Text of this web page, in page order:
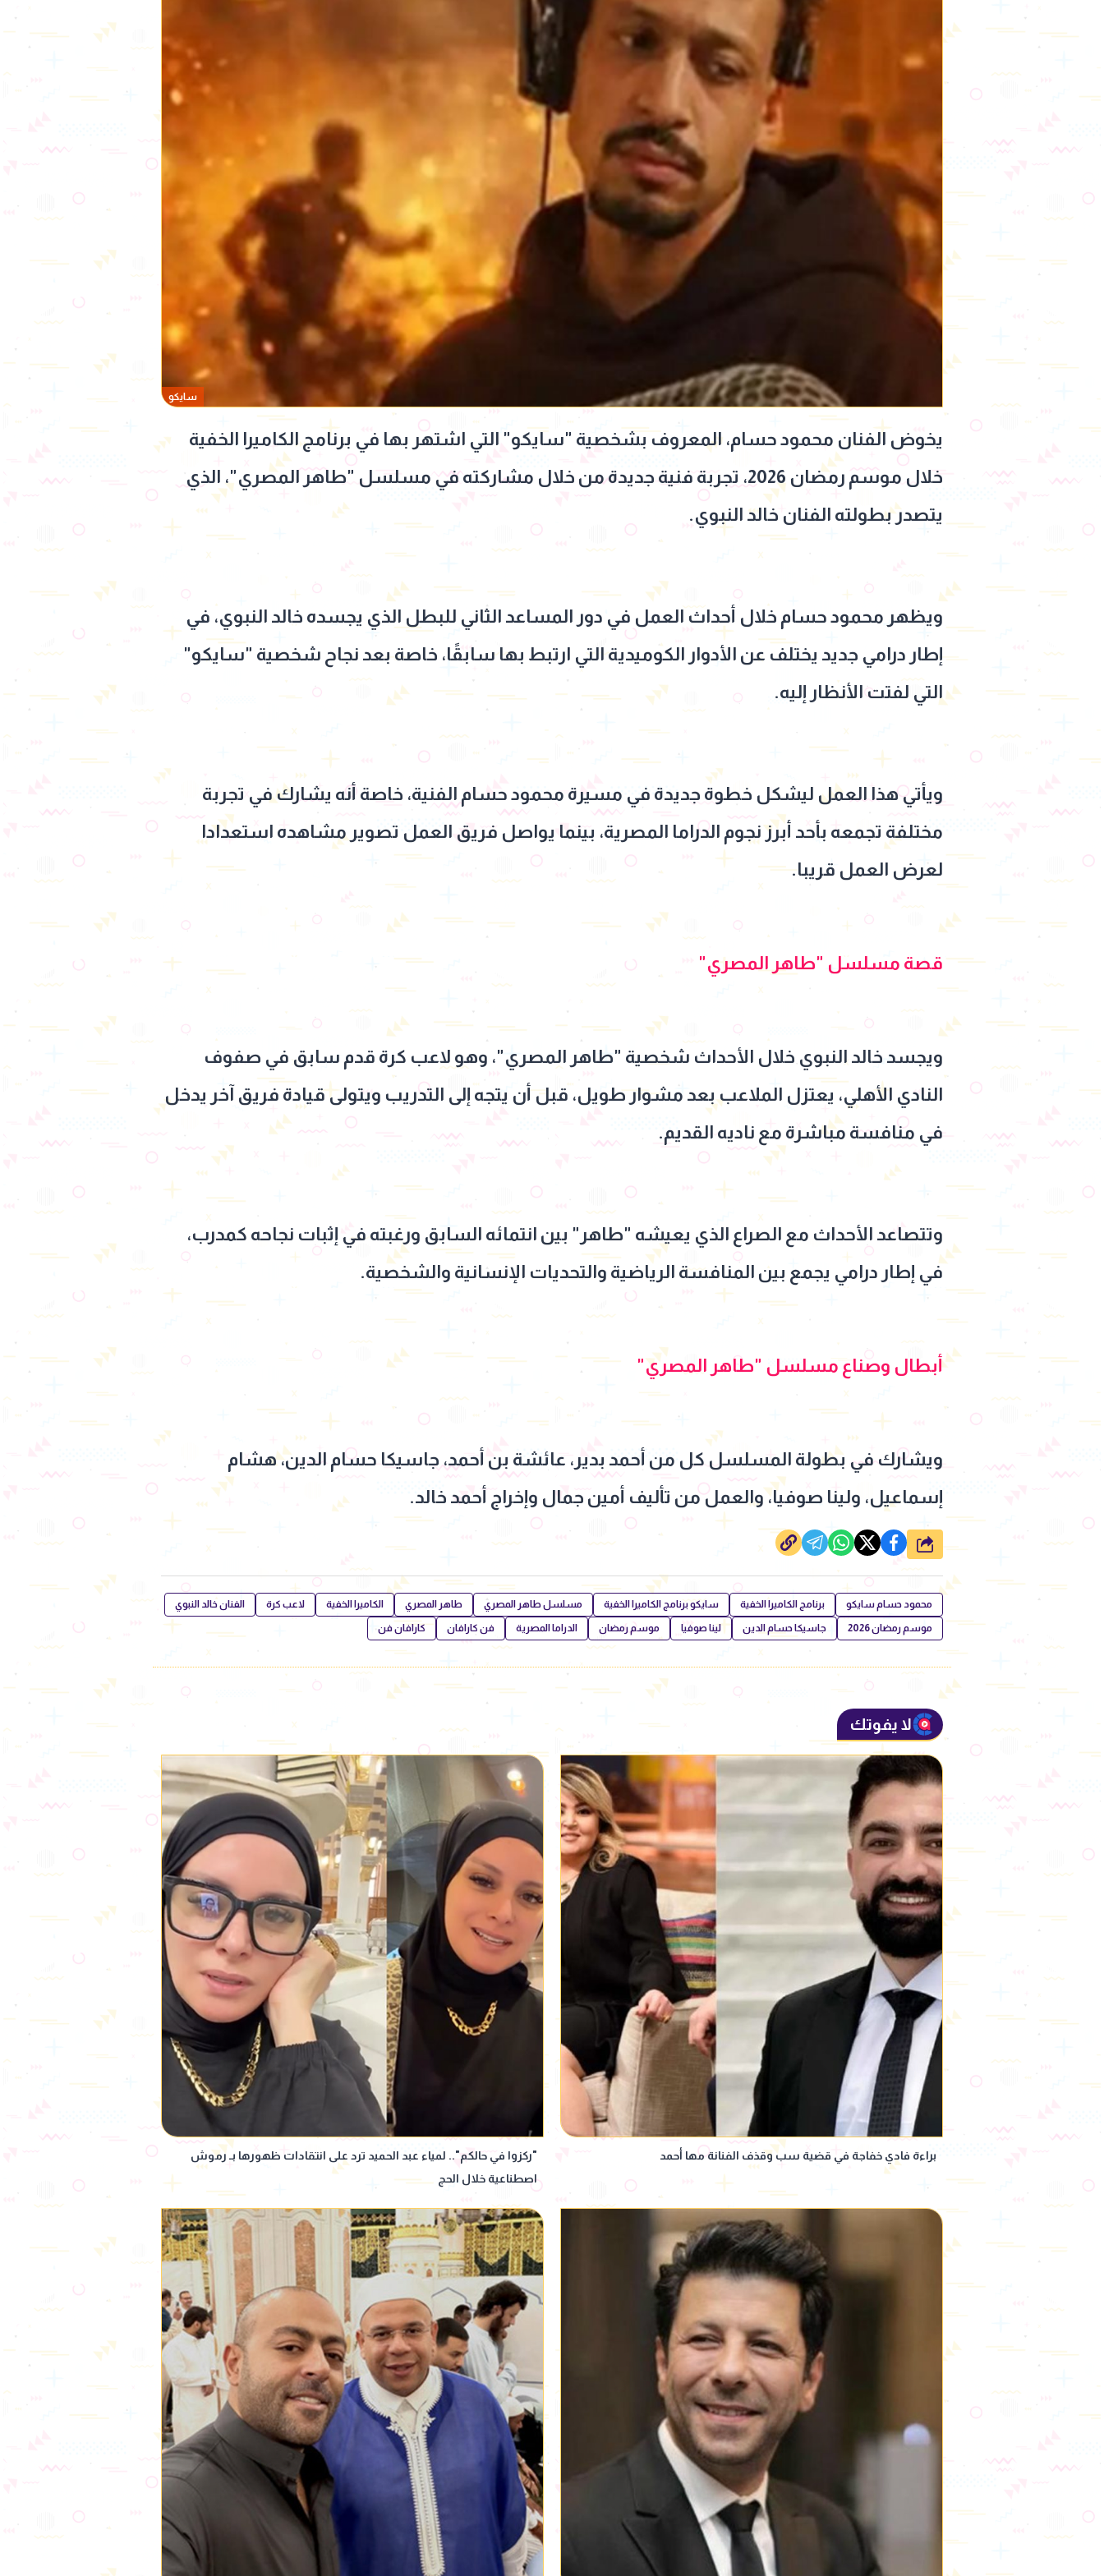
سايكو
يخوض الفنان محمود حسام، المعروف بشخصية "سايكو" التي اشتهر بها في برنامج الكاميرا الخفية
خلال موسم رمضان 2026، تجربة فنية جديدة من خلال مشاركته في مسلسل "طاهر المصري"، الذي
يتصدر بطولته الفنان خالد النبوي.
ويظهر محمود حسام خلال أحداث العمل في دور المساعد الثاني للبطل الذي يجسده خالد النبوي، في
إطار درامي جديد يختلف عن الأدوار الكوميدية التي ارتبط بها سابقًا، خاصة بعد نجاح شخصية "سايكو"
التي لفتت الأنظار إليه.
ويأتي هذا العمل ليشكل خطوة جديدة في مسيرة محمود حسام الفنية، خاصة أنه يشارك في تجربة
مختلفة تجمعه بأحد أبرز نجوم الدراما المصرية، بينما يواصل فريق العمل تصوير مشاهده استعدادا
لعرض العمل قريبا.
قصة مسلسل "طاهر المصري"
ويجسد خالد النبوي خلال الأحداث شخصية "طاهر المصري"، وهو لاعب كرة قدم سابق في صفوف
النادي الأهلي، يعتزل الملاعب بعد مشوار طويل، قبل أن يتجه إلى التدريب ويتولى قيادة فريق آخر يدخل
في منافسة مباشرة مع ناديه القديم.
وتتصاعد الأحداث مع الصراع الذي يعيشه "طاهر" بين انتمائه السابق ورغبته في إثبات نجاحه كمدرب،
في إطار درامي يجمع بين المنافسة الرياضية والتحديات الإنسانية والشخصية.
أبطال وصناع مسلسل "طاهر المصري"
ويشارك في بطولة المسلسل كل من أحمد بدير، عائشة بن أحمد، جاسيكا حسام الدين، هشام
إسماعيل، ولينا صوفيا، والعمل من تأليف أمين جمال وإخراج أحمد خالد.
شارك
محمود حسام سايكو برنامج الكاميرا الخفية سايكو برنامج الكاميرا الخفية مسلسل طاهر المصري طاهر المصري الكاميرا الخفية لاعب كرة الفنان خالد النبوي
موسم رمضان 2026 جاسيكا حسام الدين لينا صوفيا موسم رمضان الدراما المصرية فن كارافان كارافان فن
لا يفوتك
براءة فادي خفاجة في قضية سب وقذف الفنانة مها أحمد
"ركزوا في حالكم".. لمياء عبد الحميد ترد على انتقادات ظهورها بـ رموش
اصطناعية خلال الحج